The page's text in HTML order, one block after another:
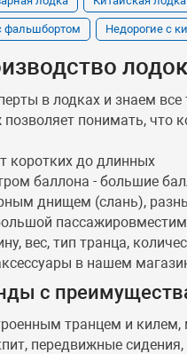
фальшбортом Недорогие с
в лодках и знаем
понимать, что
коротких до длинных
баллона - большие
днищем (слань),
вес, тип транца,
в нашем
с
транцем и
передвижные сидения,